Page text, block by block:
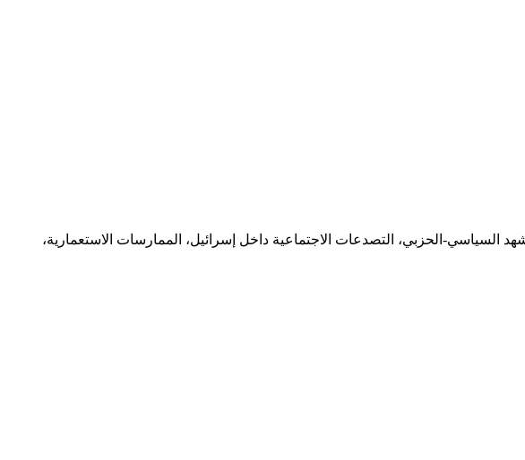
السياسي-الحزبي، التصدعات الاجتماعية داخل إسرائيل، الممارسات الاستعمارية،